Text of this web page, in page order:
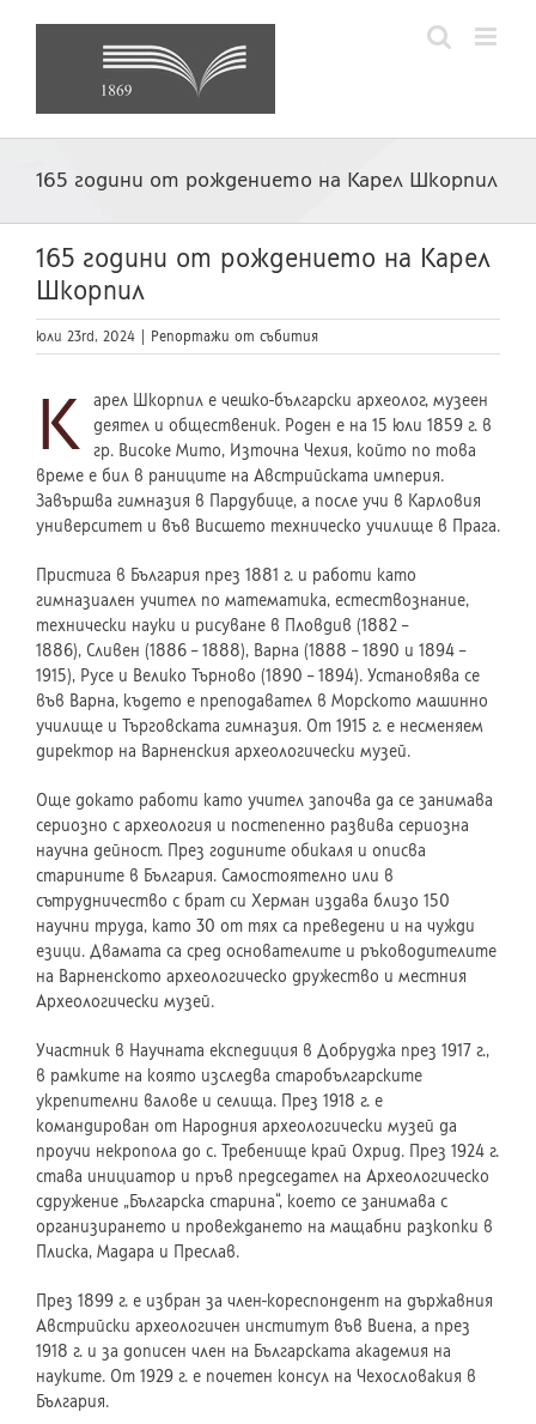
165 години от рождението на Карел Шкорпил
165 години от рождението на Карел
Шкорпил
юли 23rd, 2024 Репортажи от събития
К
арел Шкорпил е чешко-български археолог, музеен
деятел и общественик. Роден е на 15 юли 1859 г. в
гр. Високе Мито, Източна Чехия, който по това
време е бил в раниците на Австрийската империя.
Завършва гимназия в Пардубице, а после учи в Карловия
университет и във Висшето техническо училище в Прага.
Пристига в България през 1881 г. и работи като
гимназиален учител по математика, естествознание,
технически науки и рисуване в Пловдив (1882 –
1886), Сливен (1886 – 1888), Варна (1888 – 1890 и 1894 –
1915), Русе и Велико Търново (1890 – 1894). Установява се
във Варна, където е преподавател в Морското машинно
училище и Търговската гимназия. От 1915 г. е несменяем
директор на Варненския археологически музей.
Още докато работи като учител започва да се занимава
сериозно с археология и постепенно развива сериозна
научна дейност. През годините обикаля и описва
старините в България. Самостоятелно или в
сътрудничество с брат си Херман издава близо 150
научни труда, като 30 от тях са преведени и на чужди
езици. Двамата са сред основателите и ръководителите
на Варненското археологическо дружество и местния
Археологически музей.
Участник в Научната експедиция в Добруджа през 1917 г.,
в рамките на която изследва старобългарските
укрепителни валове и селища. През 1918 г. е
командирован от Народния археологически музей да
проучи некропола до с. Требенище край Охрид. През 1924 г.
става инициатор и пръв председател на Археологическо
сдружение „Българска старина“, което се занимава с
организирането и провеждането на мащабни разкопки в
Плиска, Мадара и Преслав.
През 1899 г. е избран за член-кореспондент на държавния
Австрийски археологичен институт във Виена, а през
1918 г. и за дописен член на Българската академия на
науките. От 1929 г. е почетен консул на Чехословакия в
България.